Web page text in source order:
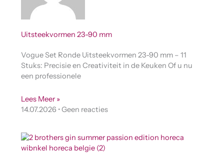
Uitsteekvormen 23-90 mm
Vogue Set Ronde Uitsteekvormen 23-90 mm – 11
Stuks: Precisie en Creativiteit in de Keuken Of u nu
een professionele
Lees Meer »
14.07.2026
Geen reacties